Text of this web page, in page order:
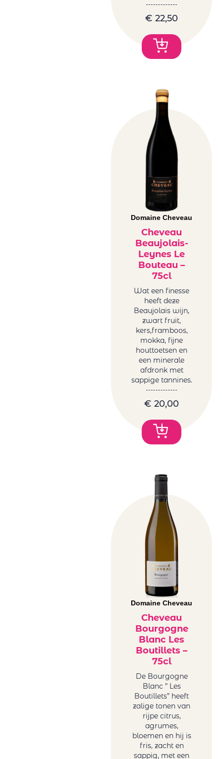
€ 22,50
Domaine Cheveau
Cheveau
Beaujolais-
Leynes Le
Bouteau –
75cl
Wat een finesse
heeft deze
Beaujolais wijn,
zwart fruit,
kers,framboos,
mokka, fijne
houttoetsen en
een minerale
afdronk met
sappige tannines.
€ 20,00
Domaine Cheveau
Cheveau
Bourgogne
Blanc Les
Boutillets –
75cl
De Bourgogne
Blanc ” Les
Boutillets” heeft
zalige tonen van
rijpe citrus,
agrumes,
bloemen en hij is
fris, zacht en
sappig, met een